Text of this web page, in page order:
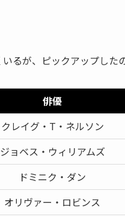
るが、ピックアップした
俳優
クレイグ・T・ネルソン
ジョベス・ウィリアムズ
ドミニク・ダン
オリヴァー・ロビンス